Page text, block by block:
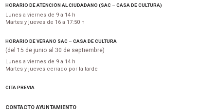
HORARIO DE ATENCIÓN AL CIUDADANO (SAC – CASA DE CULTURA)
Lunes a viernes de 9 a 14 h
Martes y jueves de 16 a 17:50 h
HORARIO DE VERANO SAC – CASA DE CULTURA
(del 15 de junio al 30 de septiembre)
Lunes a viernes de 9 a 14 h
Martes y jueves cerrado por la tarde
CITA PREVIA
CONTACTO AYUNTAMIENTO